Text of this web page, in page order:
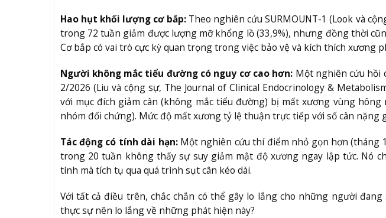
Hao hụt khối lượng cơ bắp: Theo nghiên cứu SURMOUNT-1 (Look và
trong 72 tuần giảm được lượng mỡ khổng lồ (33,9%), nhưng đồng thời
Cơ bắp có vai trò cực kỳ quan trọng trong việc bảo vệ và kích thích xương
Người không mắc tiểu đường có nguy cơ cao hơn: Một nghiên cứu hồi
2/2026 (Liu và cộng sự, The Journal of Clinical Endocrinology &
với mục đích giảm cân (không mắc tiểu đường) bị mất xương vùng hông
nhóm đối chứng). Mức độ mất xương tỷ lệ thuận trực tiếp với số cân nặng
Tác động có tính dài hạn:Một nghiên cứu thí điểm nhỏ gọn hơn (tháng
trong 20 tuần không thấy sự suy giảm mật độ xương ngay lập tức. Nó
tính mà tích tụ qua quá trình sụt cân kéo dài.
Với tất cả điều trên, chắc chắn có thể gây lo lắng cho những người
thực sự nên lo lắng về những phát hiện này?